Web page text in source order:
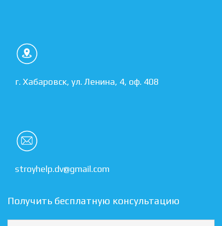
г. Хабаровск, ул. Ленина, 4, оф. 408
stroyhelp.dv@gmail.com
Получить бесплатную консультацию